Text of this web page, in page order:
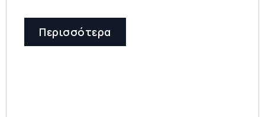
Περισσότερα